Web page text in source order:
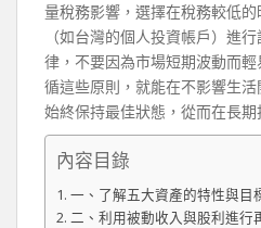
量稅務影響，選擇在稅務較低
（如台灣的個人投資帳戶）進
律，不要因為市場短期波動而
循這些原則，就能在不影響生
始終保持最佳狀態，從而在長期
內容目錄
一、了解五大資產的特性與目
二、利用被動收入與股利進行